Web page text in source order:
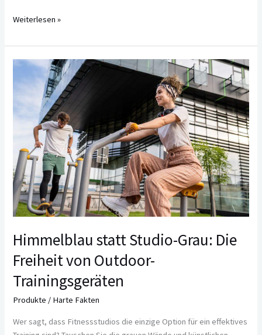
Weiterlesen »
Himmelblau statt Studio-Grau: Die
Freiheit von Outdoor-
Trainingsgeräten
Produkte / Harte Fakten
Wer sagt, dass Fitnessstudios die einzige Option für ein effektives
Himmelblau
statt
Studio-
Grau:
Die
Freiheit
von
Outdoor-
Trainingsgeräten